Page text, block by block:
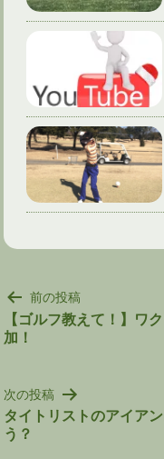
投
稿
ナ
ー
シ
ョ
前の投稿
【ゴルフ教えて！】ワ
加！
次の投稿
タイトリストのアイア
う？